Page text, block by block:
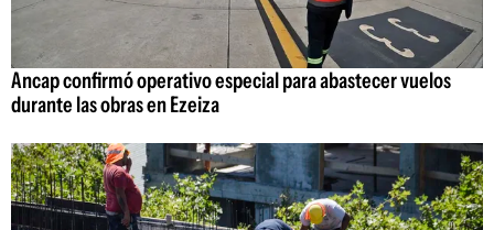
Ancap confirmó operativo especial para abastecer vuelos
durante las obras en Ezeiza